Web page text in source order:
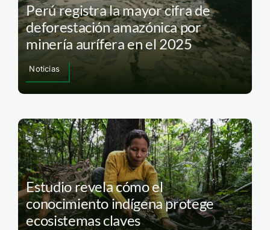
Perú registra la mayor cifra de
deforestación amazónica por
minería aurífera en el 2025
Noticias
Estudio revela cómo el
conocimiento indígena protege
ecosistemas claves